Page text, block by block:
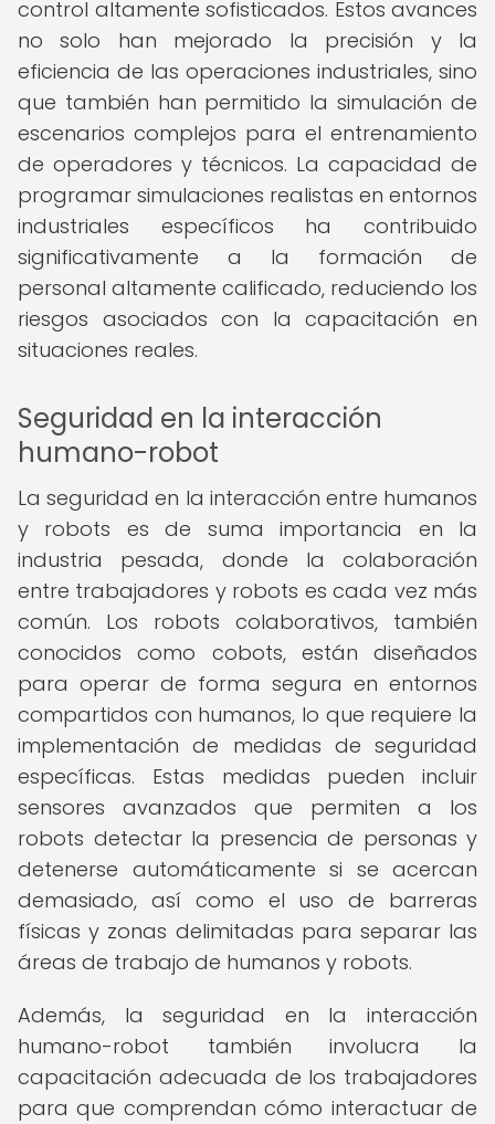
control altamente sofisticados. Estos avances
no solo han mejorado la precisión y la
eficiencia de las operaciones industriales, sino
que también han permitido la simulación de
escenarios complejos para el entrenamiento
de operadores y técnicos. La capacidad de
programar simulaciones realistas en entornos
industriales específicos ha contribuido
significativamente a la formación de
personal altamente calificado, reduciendo los
riesgos asociados con la capacitación en
situaciones reales.
Seguridad en la interacción
humano-robot
La seguridad en la interacción entre humanos
y robots es de suma importancia en la
industria pesada, donde la colaboración
entre trabajadores y robots es cada vez más
común. Los robots colaborativos, también
conocidos como cobots, están diseñados
para operar de forma segura en entornos
compartidos con humanos, lo que requiere la
implementación de medidas de seguridad
específicas. Estas medidas pueden incluir
sensores avanzados que permiten a los
robots detectar la presencia de personas y
detenerse automáticamente si se acercan
demasiado, así como el uso de barreras
físicas y zonas delimitadas para separar las
áreas de trabajo de humanos y robots.
Además, la seguridad en la interacción
humano-robot también involucra la
capacitación adecuada de los trabajadores
para que comprendan cómo interactuar de